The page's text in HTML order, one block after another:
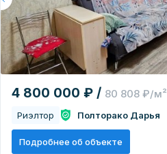
4 800 000 ₽ / 80 808 ₽/м²
Риэлтор Полторако Дарья
Подробнее об объекте